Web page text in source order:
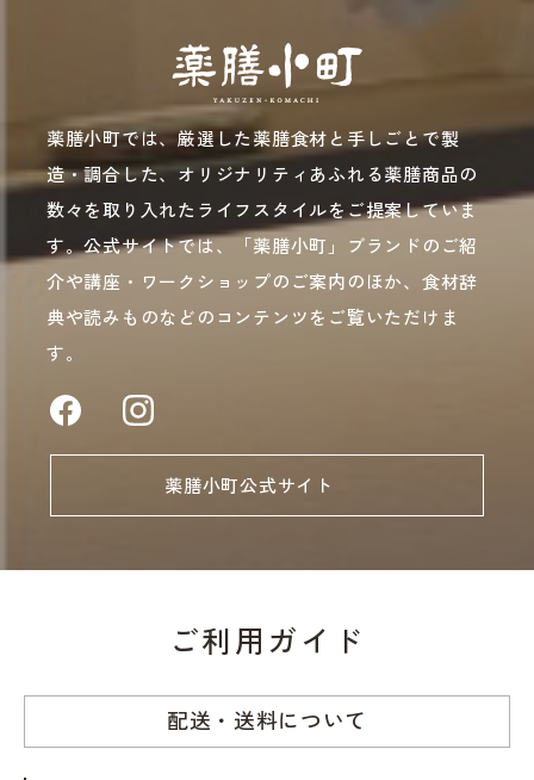
薬膳小町では、厳選した薬膳食材と手しごとで製
造・調合した、オリジナリティあふれる薬膳商品の
数々を取り入れたライフスタイルをご提案していま
す。公式サイトでは、「薬膳小町」ブランドのご紹
介や講座・ワークショップのご案内のほか、食材辞
典や読みものなどのコンテンツをご覧いただけま
す。
薬膳小町公式サイト
ご利用ガイド
配送・送料について